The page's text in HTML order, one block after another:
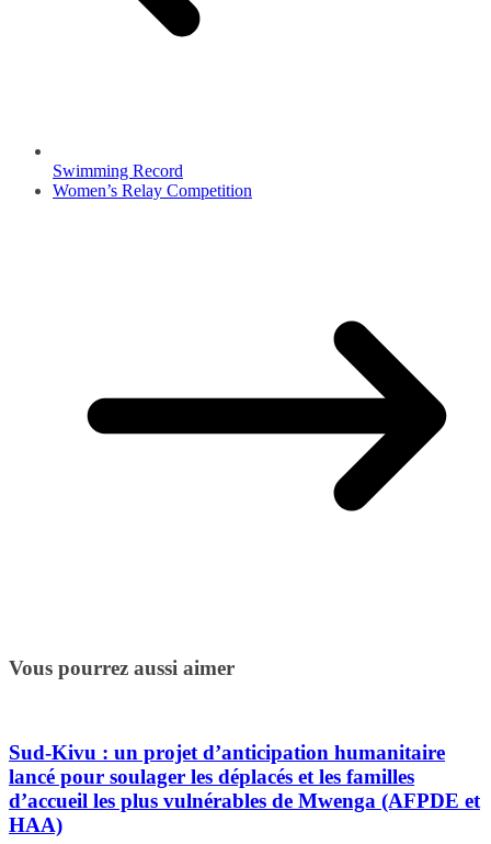
Swimming Record
Women’s Relay Competition
Vous pourrez aussi aimer
Sud-Kivu : un projet d’anticipation humanitaire
lancé pour soulager les déplacés et les familles
d’accueil les plus vulnérables de Mwenga (AFPDE et
HAA)